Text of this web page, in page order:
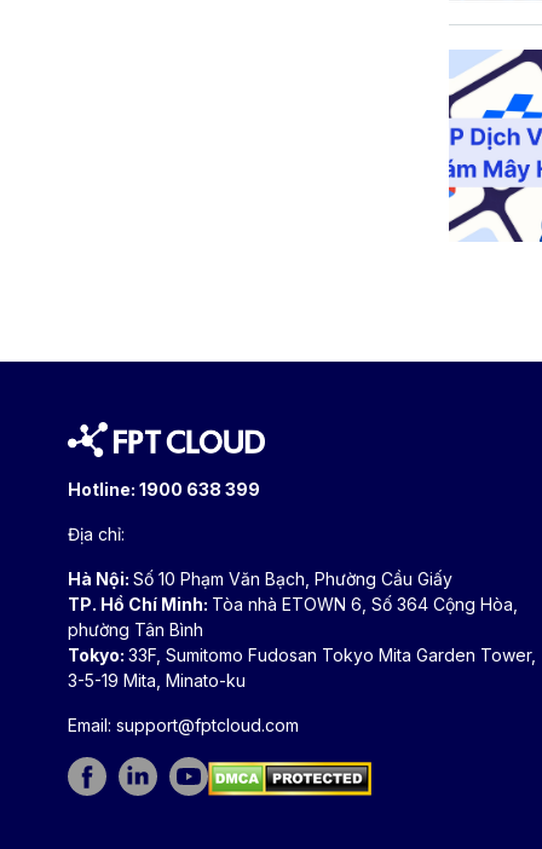
Hotline: 1900 638 399
Địa chỉ:
Hà Nội: Số 10 Phạm Văn Bạch, Phường Cầu Giấy
TP. Hồ Chí Minh: Tòa nhà ETOWN 6, Số 364 Cộng Hòa,
phường Tân Bình
Tokyo: 33F, Sumitomo Fudosan Tokyo Mita Garden Tower,
3-5-19 Mita, Minato-ku
Email: support@fptcloud.com